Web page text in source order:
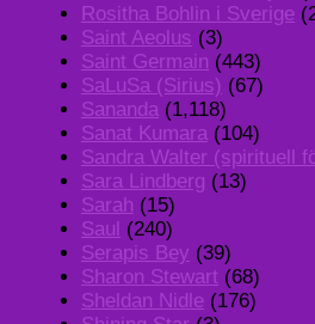
Rositha Bohlin i Sverige
Saint Aeolus (3)
Saint Germain (443)
SaLuSa (Sirius) (67)
Sananda (1,118)
Sanat Kumara (104)
Sandra Walter (spirituell
Sara Lindberg (13)
Sarah (15)
Saul (240)
Serapis Bey (39)
Sharon Stewart (68)
Sheldan Nidle (176)